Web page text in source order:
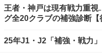
王者・神戸は現有戦力重
グ全20クラブの補強診断【
25年J1・J2「補強・戦力」